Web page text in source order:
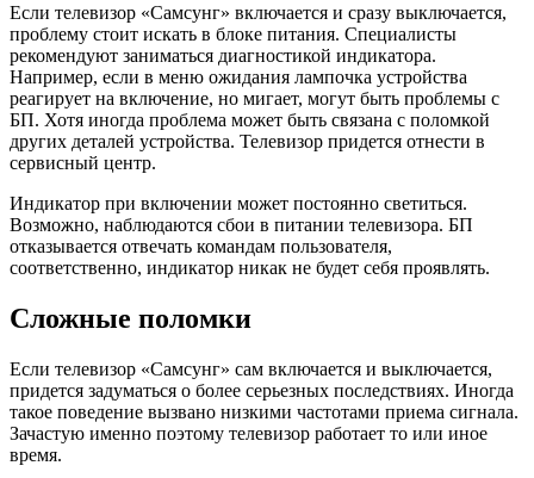
Если телевизор «Самсунг» включается и сразу выключается,
проблему стоит искать в блоке питания. Специалисты
рекомендуют заниматься диагностикой индикатора.
Например, если в меню ожидания лампочка устройства
реагирует на включение, но мигает, могут быть проблемы с
БП. Хотя иногда проблема может быть связана с поломкой
других деталей устройства. Телевизор придется отнести в
сервисный центр.
Индикатор при включении может постоянно светиться.
Возможно, наблюдаются сбои в питании телевизора. БП
отказывается отвечать командам пользователя,
соответственно, индикатор никак не будет себя проявлять.
Сложные поломки
Если телевизор «Самсунг» сам включается и выключается,
придется задуматься о более серьезных последствиях. Иногда
такое поведение вызвано низкими частотами приема сигнала.
Зачастую именно поэтому телевизор работает то или иное
время.